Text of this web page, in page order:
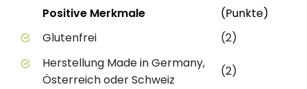
Positive Merkmale des Produkts mit
StatusPositive Merkmale (Punkte)
Glutenfrei
(2)
Herstellung Made in Germany,
Österreich oder Schweiz
(2)